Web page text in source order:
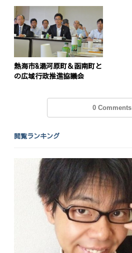
熱海市&湯河原町＆函南町と
の広域行政推進協議会
0 Comments
閲覧ランキング